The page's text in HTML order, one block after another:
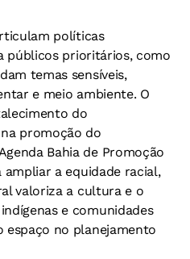
políticas
públicos prioritários, como
temas sensíveis,
e meio ambiente. O
do
promoção do
Bahia de Promoção
ampliar a equidade racial,
valoriza a cultura e o
e comunidades
espaço no planejamento